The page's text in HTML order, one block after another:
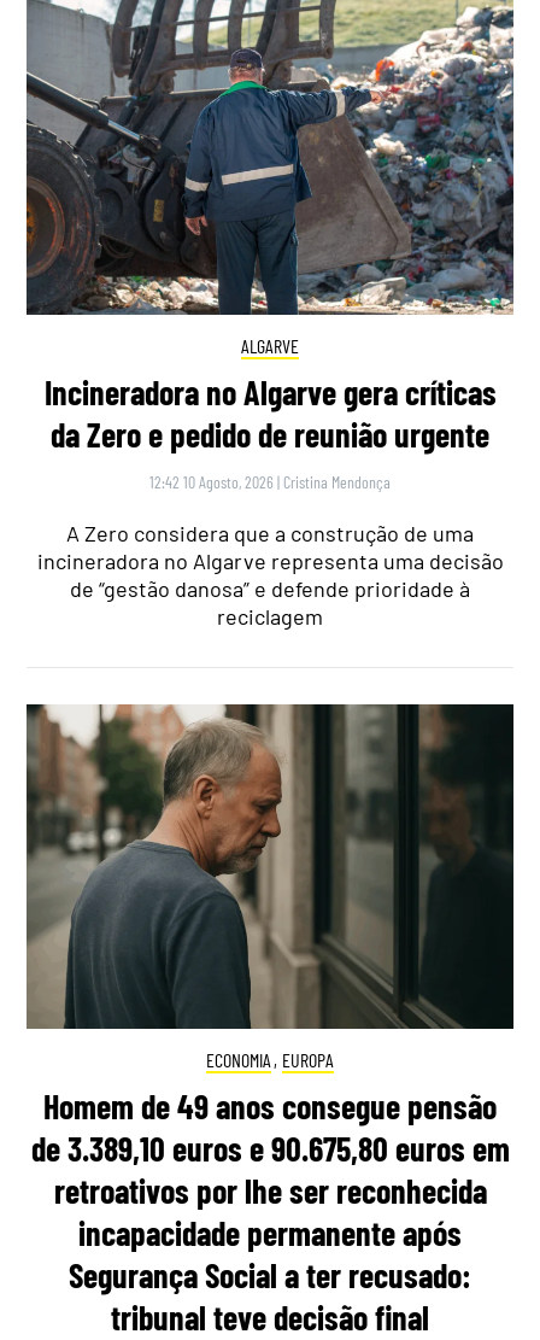
ALGARVE
Incineradora no Algarve gera críticas
da Zero e pedido de reunião urgente
12:42 10 Agosto, 2026 | Cristina Mendonça
A Zero considera que a construção de uma
incineradora no Algarve representa uma decisão
de “gestão danosa” e defende prioridade à
reciclagem
ECONOMIA , EUROPA
Homem de 49 anos consegue pensão
de 3.389,10 euros e 90.675,80 euros em
retroativos por lhe ser reconhecida
incapacidade permanente após
Segurança Social a ter recusado:
tribunal teve decisão final